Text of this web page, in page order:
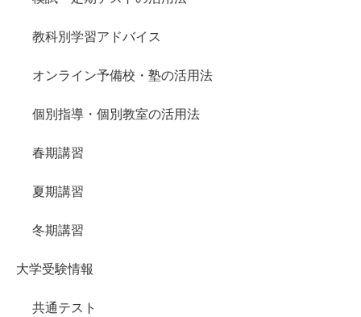
教科別学習アドバイス
オンライン予備校・塾の活用法
個別指導・個別教室の活用法
春期講習
夏期講習
冬期講習
大学受験情報
共通テスト